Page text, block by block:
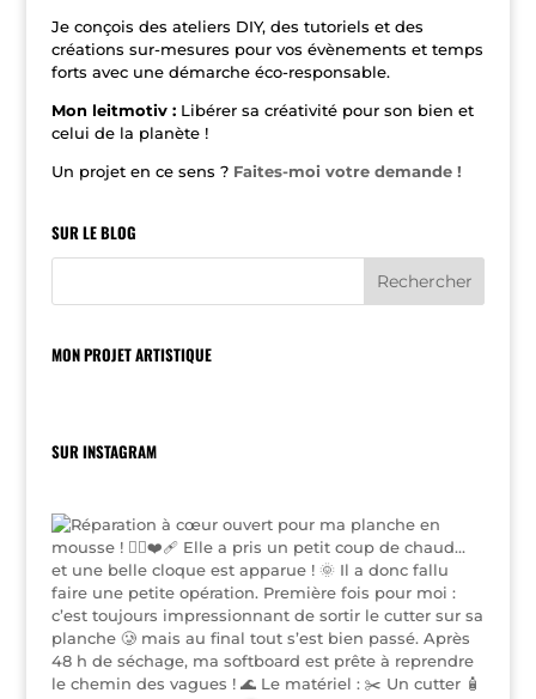
v
e
:
Je conçois des ateliers DIY, des tutoriels et des
créations sur-mesures pour vos évènements et temps
forts avec une démarche éco-responsable.
Mon leitmotiv : Libérer sa créativité pour son bien et
celui de la planète !
Un projet en ce sens ? Faites-moi votre demande !
SUR LE BLOG
MON PROJET ARTISTIQUE
SUR INSTAGRAM